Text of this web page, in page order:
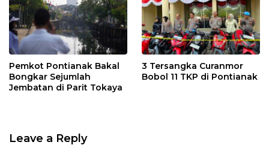
Pemkot Pontianak Bakal
Bongkar Sejumlah
Jembatan di Parit Tokaya
3 Tersangka Curanmor
Bobol 11 TKP di Pontianak
Leave a Reply